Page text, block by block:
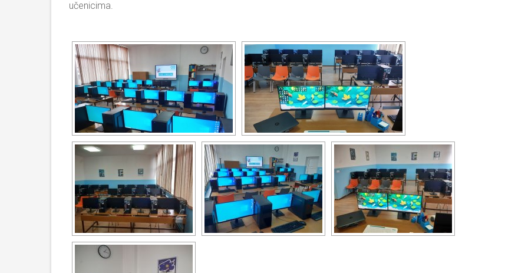
učenicima.